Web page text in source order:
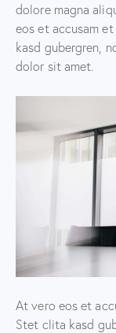
dolore magna
eos et accusam
kasd gubergren,
dolor sit amet.
At vero eos et
Stet clita kasd